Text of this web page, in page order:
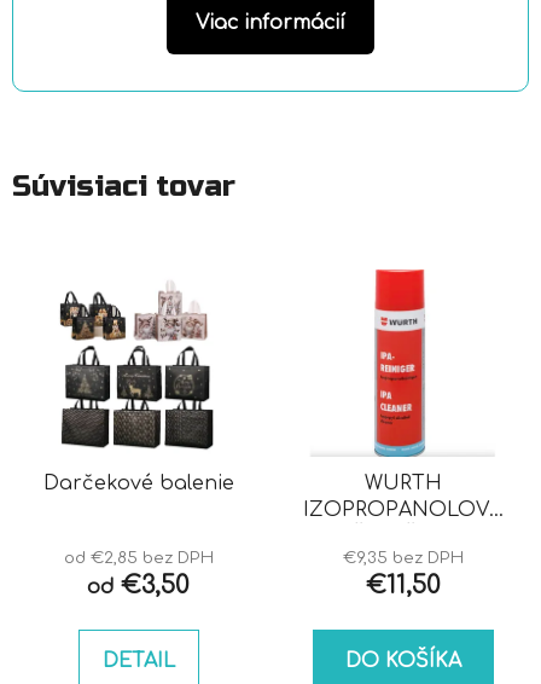
Viac informácií
Súvisiaci tovar
Darčekové balenie
od €2,85 bez DPH
od €3,50
DETAIL
WURTH
IZOPROPANOLOVÝ
€9,35 bez DPH
€11,50
DO KOŠÍKA